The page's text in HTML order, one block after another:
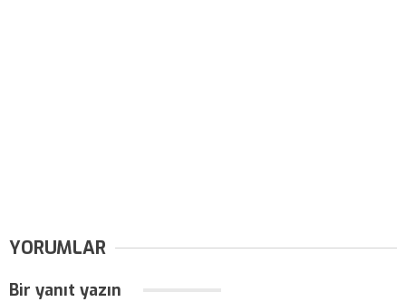
YORUMLAR
Bir yanıt yazın